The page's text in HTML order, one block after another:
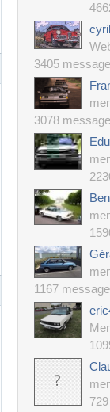
3405
3078
1167